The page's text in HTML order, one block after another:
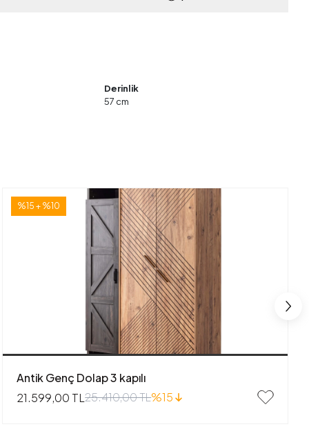
Derinlik
57 cm
%15 + %10
Antik Genç Dolap 3 kapılı
21.599,00 TL25.410,00 TL%15